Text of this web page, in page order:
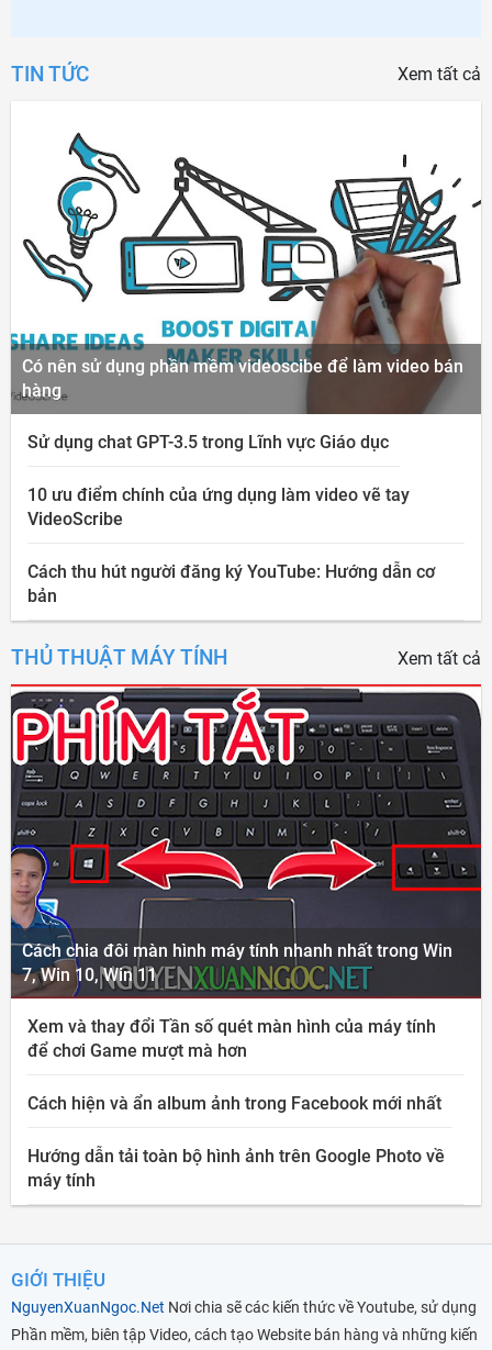
TIN TỨC Xem tất cả
Có nên sử dụng phần mềm videoscibe để làm video bán
hàng
Sử dụng chat GPT-3.5 trong Lĩnh vực Giáo dục
10 ưu điểm chính của ứng dụng làm video vẽ tay
VideoScribe
Cách thu hút người đăng ký YouTube: Hướng dẫn cơ
bản
THỦ THUẬT MÁY TÍNH Xem tất cả
Cách chia đôi màn hình máy tính nhanh nhất trong Win
7, Win 10, Win 11
Xem và thay đổi Tần số quét màn hình của máy tính
để chơi Game mượt mà hơn
Cách hiện và ẩn album ảnh trong Facebook mới nhất
Hướng dẫn tải toàn bộ hình ảnh trên Google Photo về
máy tính
GIỚI THIỆU
NguyenXuanNgoc.Net Nơi chia sẽ các kiến thức về Youtube, sử dụng
Phần mềm, biên tập Video, cách tạo Website bán hàng và những kiến